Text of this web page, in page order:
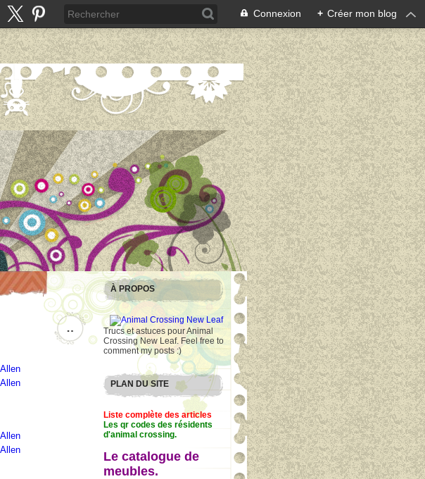
Connexion + Créer mon blog
…
À PROPOS
Trucs et astuces pour Animal
Crossing New Leaf. Feel free to
comment my posts :)
PLAN DU SITE
Liste complète des articles
Les qr codes des résidents
d'animal crossing.
Le catalogue de
meubles.